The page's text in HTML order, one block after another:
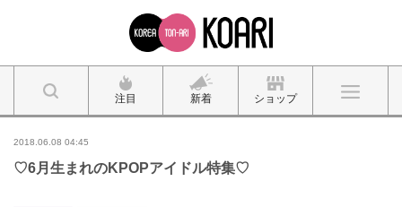
注目 新着 ショップ
2018.06.08 04:45
♡6月生まれのKPOPアイドル特集♡